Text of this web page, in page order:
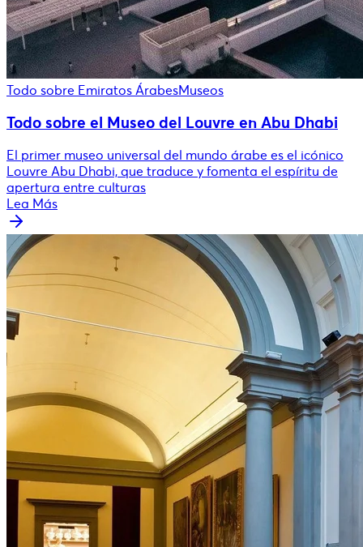
Todo sobre Emiratos ÁrabesMuseos
Todo sobre el Museo del Louvre en Abu Dhabi
El primer museo universal del mundo árabe es el icónico
Louvre Abu Dhabi, que traduce y fomenta el espíritu de
apertura entre culturas
Lea Más